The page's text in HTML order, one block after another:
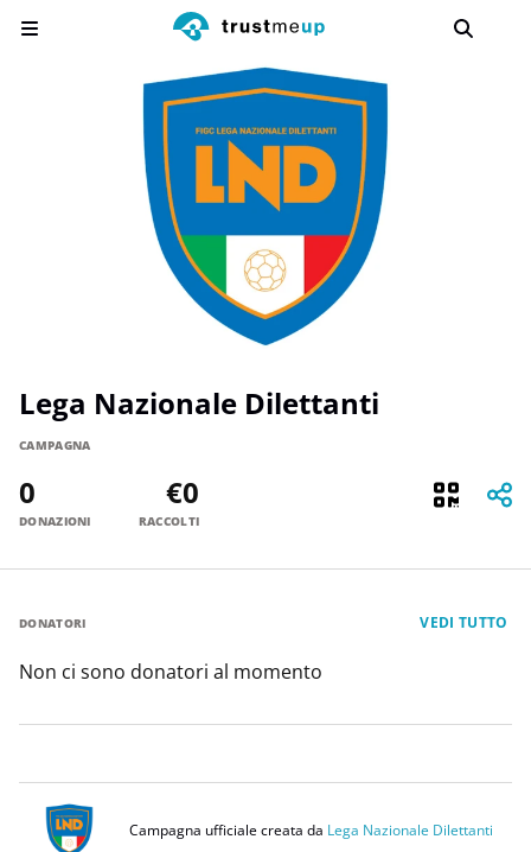
Lega Nazionale Dilettanti
CAMPAGNA
0
DONAZIONI
€0
RACCOLTI
DONATORI VEDI TUTTO
Non ci sono donatori al momento
Campagna ufficiale creata da Lega Nazionale Dilettanti